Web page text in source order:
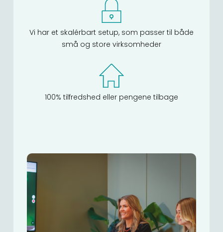
Vi har et skalérbart setup, som passer til både
små og store virksomheder
100% tilfredshed eller pengene tilbage